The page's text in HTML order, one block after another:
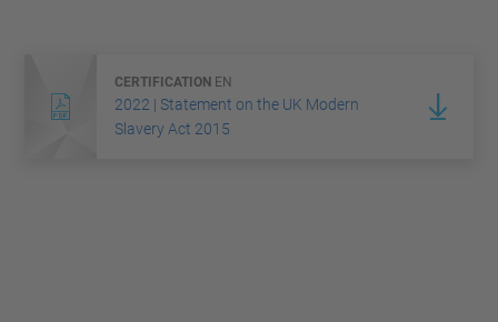
CERTIFICATION EN
2022 | Statement on the UK Modern
Slavery Act 2015